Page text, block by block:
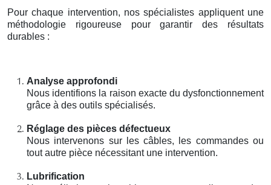
Pour chaque intervention, nos spécialistes appliquent une
méthodologie rigoureuse pour garantir des résultats
durables :
Analyse approfondi
Nous identifions la raison exacte du dysfonctionnement
grâce à des outils spécialisés.
Réglage des pièces défectueux
Nous intervenons sur les câbles, les commandes ou
tout autre pièce nécessitant une intervention.
Lubrification